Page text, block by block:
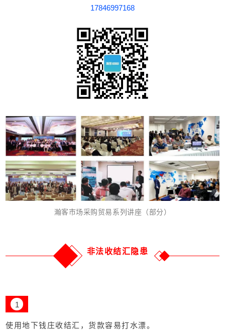
17846997168
瀚客市场采购贸易系列讲座（部分）
非法收结汇隐患
1
使用地下钱庄收结汇，货款容易打水漂。